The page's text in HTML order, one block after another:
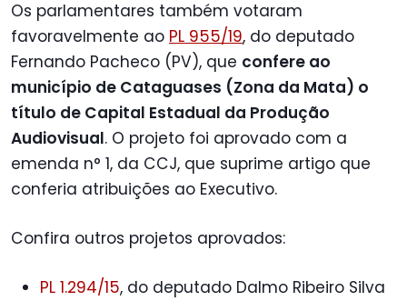
Os parlamentares também votaram
favoravelmente ao PL 955/19, do deputado
Fernando Pacheco (PV), que confere ao
município de Cataguases (Zona da Mata) o
título de Capital Estadual da Produção
Audiovisual. O projeto foi aprovado com a
emenda n° 1, da CCJ, que suprime artigo que
conferia atribuições ao Executivo.
Confira outros projetos aprovados:
PL 1.294/15, do deputado Dalmo Ribeiro Silva